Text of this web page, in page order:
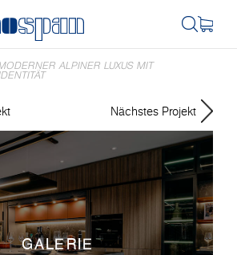
ALPINER LUXUS MIT
Nächstes Projekt
GALERIE